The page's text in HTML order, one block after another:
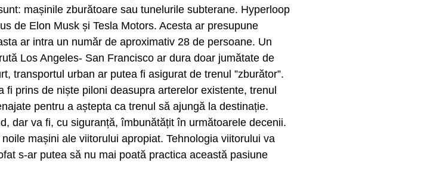
mașinile zburătoare sau tunelurile subterane. Hyperloop
de Elon Musk și Tesla Motors. Acesta ar presupune
ar intra un număr de aproximativ 28 de persoane. Un
Los Angeles- San Francisco ar dura doar jumătate de
transportul urban ar putea fi asigurat de trenul ”zburător”.
prins de niște piloni deasupra arterelor existente, trenul
pentru a aștepta ca trenul să ajungă la destinație.
dar va fi, cu siguranță, îmbunătățit în următoarele decenii.
mașini ale viitorului apropiat. Tehnologia viitorului va
s-ar putea să nu mai poată practica această pasiune